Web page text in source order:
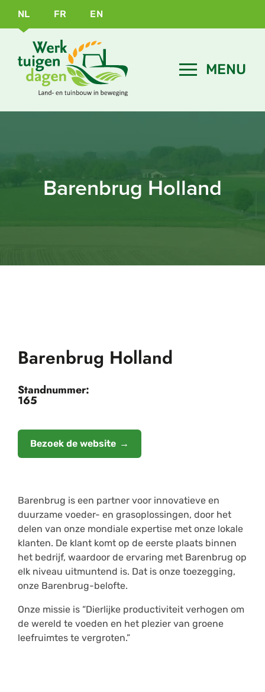
NL FR EN
Barenbrug Holland
Barenbrug Holland
Standnummer:
165
Bezoek de website
Barenbrug is een partner voor innovatieve en
duurzame voeder- en grasoplossingen, door het
delen van onze mondiale expertise met onze lokale
klanten. De klant komt op de eerste plaats binnen
het bedrijf, waardoor de ervaring met Barenbrug op
elk niveau uitmuntend is. Dat is onze toezegging,
onze Barenbrug-belofte.
Onze missie is “Dierlijke productiviteit verhogen om
de wereld te voeden en het plezier van groene
leefruimtes te vergroten.”